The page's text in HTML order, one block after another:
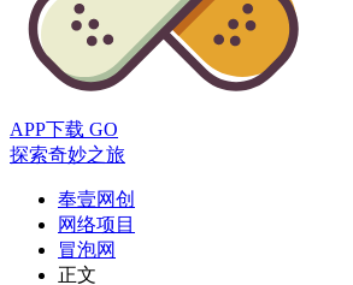
APP下载 GO
探索奇妙之旅
奉壹网创
网络项目
冒泡网
正文